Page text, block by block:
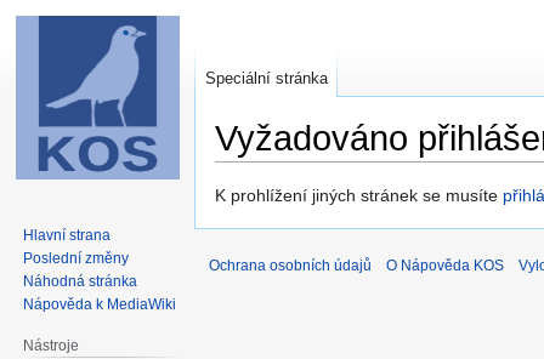
Vyžadováno
Skočit
Skočit
K prohlížení jiných stránek se musíte
Speciální stránka
Hlavní strana
Poslední změny
Náhodná stránka
Nápověda k MediaWiki
Nástroje
Ochrana osobních údajů O Nápověda KOS